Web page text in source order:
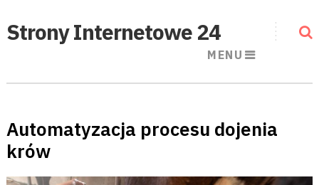
Strony Internetowe 24
MENU
Automatyzacja procesu dojenia
krów